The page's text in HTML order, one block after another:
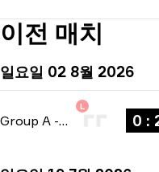
이전 매치
일요일 02 8월 2026
Group A - bo3
L
0 :